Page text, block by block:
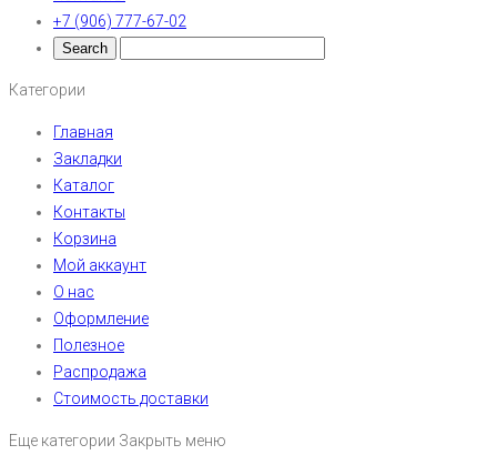
+7 (906) 777-67-02
Категории
Главная
Закладки
Каталог
Контакты
Корзина
Мой аккаунт
О нас
Оформление
Полезное
Распродажа
Стоимость доставки
Еще категории Закрыть меню